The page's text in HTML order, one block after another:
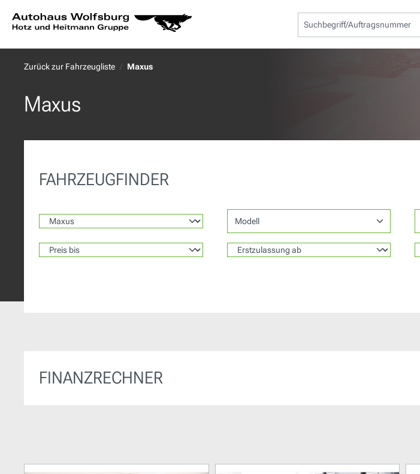
Zur Hauptnavigation springen
Zurück zur Fahrzeugliste Maxus
Maxus
FAHRZEUGFINDER
Modell
FINANZRECHNER